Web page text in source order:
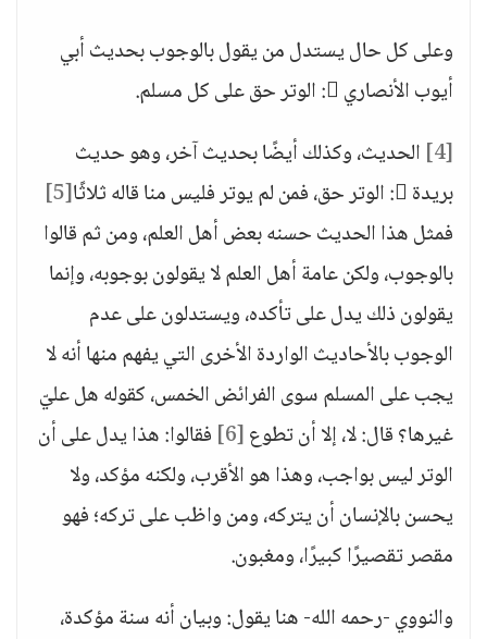
وعلى كل حال يستدل من يقول بالوجوب بحديث أبي
أيوب الأنصاري : الوتر حق على كل مسلم.
[4]
الحديث، وكذلك أيضًا بحديث آخر، وهو حديث
بريدة : الوتر حق، فمن لم يوتر فليس منا قاله ثلاثًا
[5]
فمثل هذا الحديث حسنه بعض أهل العلم، ومن ثم قالوا
بالوجوب، ولكن عامة أهل العلم لا يقولون بوجوبه، وإنما
يقولون ذلك يدل على تأكده، ويستدلون على عدم
الوجوب بالأحاديث الواردة الأخرى التي يفهم منها أنه لا
يجب على المسلم سوى الفرائض الخمس، كقوله هل عليّ
غيرها؟ قال: لا، إلا أن تطوع[6]
فقالوا: هذا يدل على أن
الوتر ليس بواجب، وهذا هو الأقرب، ولكنه مؤكد، ولا
يحسن بالإنسان أن يتركه، ومن واظب على تركه؛ فهو
مقصر تقصيرًا كبيرًا، ومغبون.
والنووي -رحمه الله- هنا يقول: وبيان أنه سنة مؤكدة،